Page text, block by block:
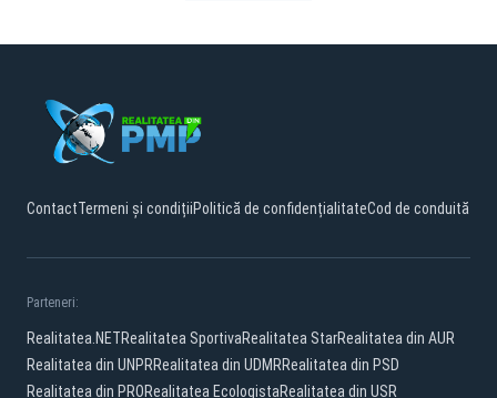
ContactTermeni și condițiiPolitică de confidențialitateCod de conduită
Parteneri:
Realitatea.NETRealitatea SportivaRealitatea StarRealitatea din AUR
Realitatea din UNPRRealitatea din UDMRRealitatea din PSD
Realitatea din PRORealitatea EcologistaRealitatea din USR